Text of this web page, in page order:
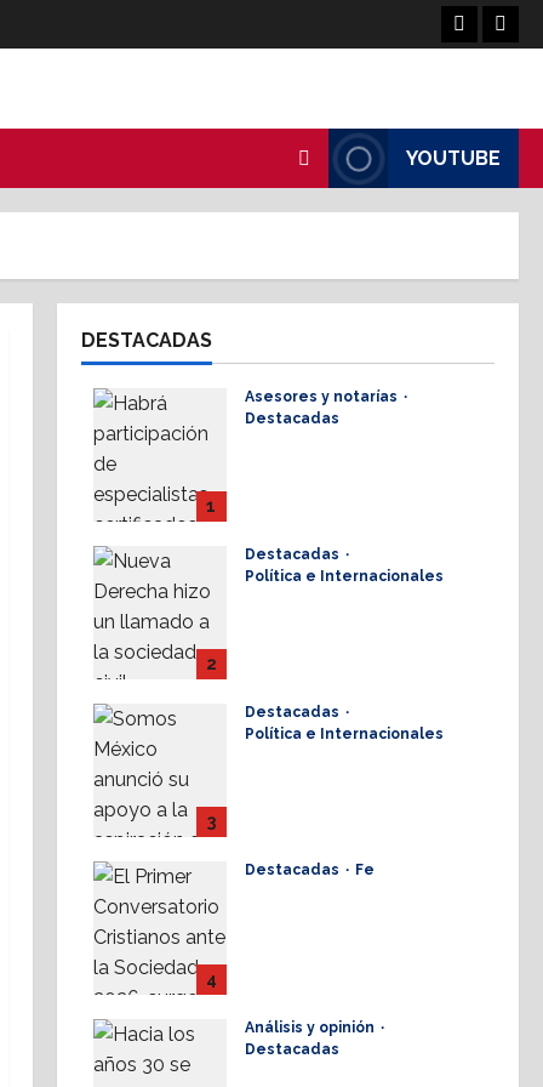
Facebook
YOUTUBE
DESTACADAS
1
Asesores y notarías
Destacadas
17 julio, 2026
2
Destacadas
Política e Internacionales
17 julio, 2026
3
Destacadas
Política e Internacionales
16 julio, 2026
4
Destacadas Fe
16 julio, 2026
Análisis y opinión
Destacadas